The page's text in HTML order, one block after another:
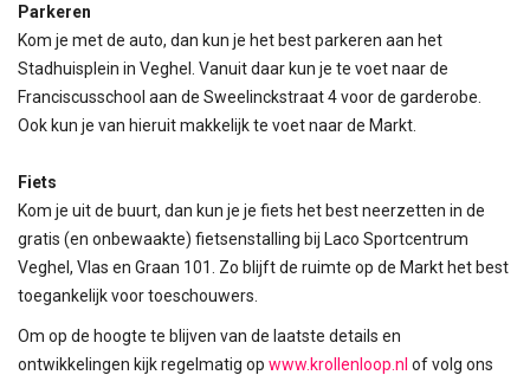
Parkeren
Kom je met de auto, dan kun je het best parkeren aan het
Stadhuisplein in Veghel. Vanuit daar kun je te voet naar de
Franciscusschool aan de Sweelinckstraat 4 voor de garderobe.
Ook kun je van hieruit makkelijk te voet naar de Markt.
Fiets
Kom je uit de buurt, dan kun je je fiets het best neerzetten in de
gratis (en onbewaakte) fietsenstalling bij Laco Sportcentrum
Veghel, Vlas en Graan 101. Zo blijft de ruimte op de Markt het best
toegankelijk voor toeschouwers.
Om op de hoogte te blijven van de laatste details en
ontwikkelingen kijk regelmatig op www.krollenloop.nl of volg ons